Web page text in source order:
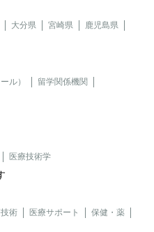
大分県 宮崎県
鹿児島県
ル）
留学関係機関
医療技術学
術 医療サポート
保健・薬